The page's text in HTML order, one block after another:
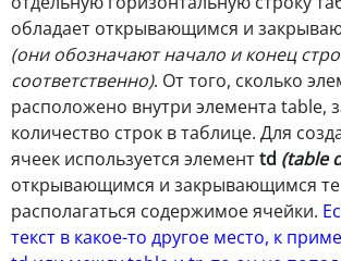
обладает открывающимся и
(они обозначают начало и конец
соответственно). От того, сколько
расположено внутри элемента table,
количество строк в таблице. Для
ячеек используется элементtd (table
открывающимся и закрывающимся
располагаться содержимое ячейки.
текст в какое-то другое место, к